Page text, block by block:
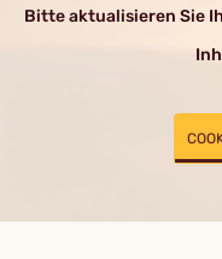
Bitte aktualisieren Sie